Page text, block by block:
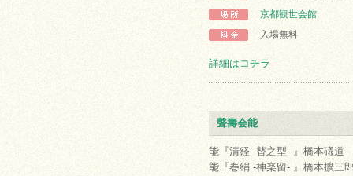
京都観世会館
入場無料
詳細はコチラ
聲壽会能
能『清経 -替之型- 』橋本礒道
能『巻絹 -神楽留- 』橋本擴三